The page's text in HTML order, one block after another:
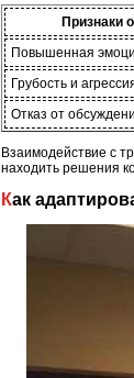
Признаки
Повышенная
Грубость и
Отказ от
Взаимодействие с
находить решения
Как